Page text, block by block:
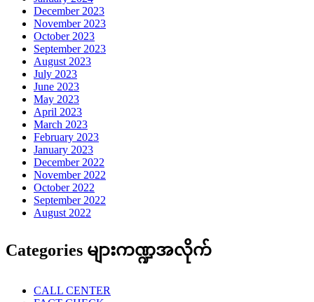
December 2023
November 2023
October 2023
September 2023
August 2023
July 2023
June 2023
May 2023
April 2023
March 2023
February 2023
January 2023
December 2022
November 2022
October 2022
September 2022
August 2022
Categories များကဏ္ဍအလိုက်
CALL CENTER